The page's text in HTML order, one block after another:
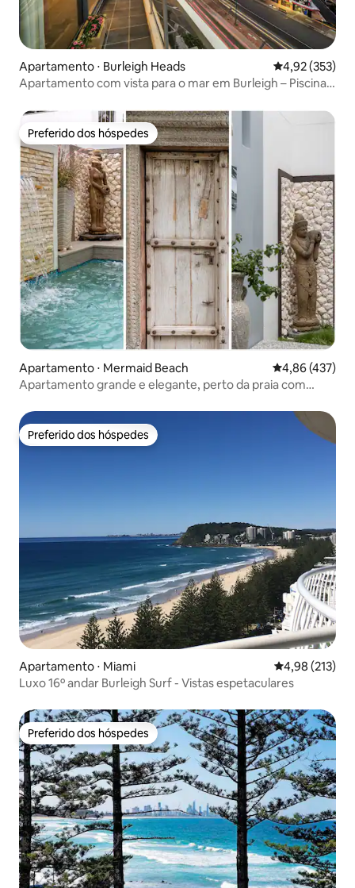
Apartamento ⋅ Burleigh Heads 4,92 de uma
4,92 (353)
Apartamento com vista para o mar em Burleigh – Piscina,
Preferido dos hóspedes
Preferido dos hóspedes
Apartamento ⋅ Mermaid Beach 4,86 de uma
4,86 (437)
Apartamento grande e elegante, perto da praia com
Preferido dos hóspedes
Preferido dos hóspedes
Apartamento ⋅ Miami 4,98 de uma
4,98 (213)
Luxo 16º andar Burleigh Surf - Vistas espetaculares
Preferido dos hóspedes
Preferido dos hóspedes